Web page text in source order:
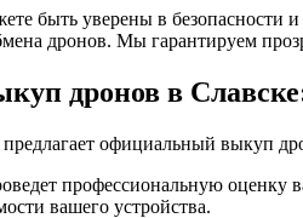
быть уверены в
дронов. Мы гарантируем
дронов в
официальный выкуп
профессиональную оценку
вашего устройства.